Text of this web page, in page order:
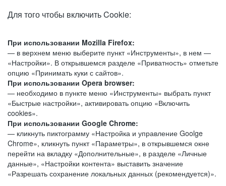
Для того чтобы включить Cookie:
При использовании Mozilla Firefox:
— в верхнем меню выберите пункт «Инструменты», в нем —
«Настройки». В открывшемся разделе «Приватность» отметьте
опцию «Принимать куки с сайтов».
При использовании Opera browser:
— необходимо в пункте меню «Инструменты» выбрать пункт
«Быстрые настройки», активировать опцию «Включить
cookies».
При использовании Google Chrome:
— кликнуть пиктограмму «Настройка и управление Goolge
Chrome», кликнуть пункт «Параметры», в открывшемся окне
перейти на вкладку «Дополнительные», в разделе «Личные
данные», «Настройки контента» выставить значение
«Разрешать сохранение локальных данных (рекомендуется)».